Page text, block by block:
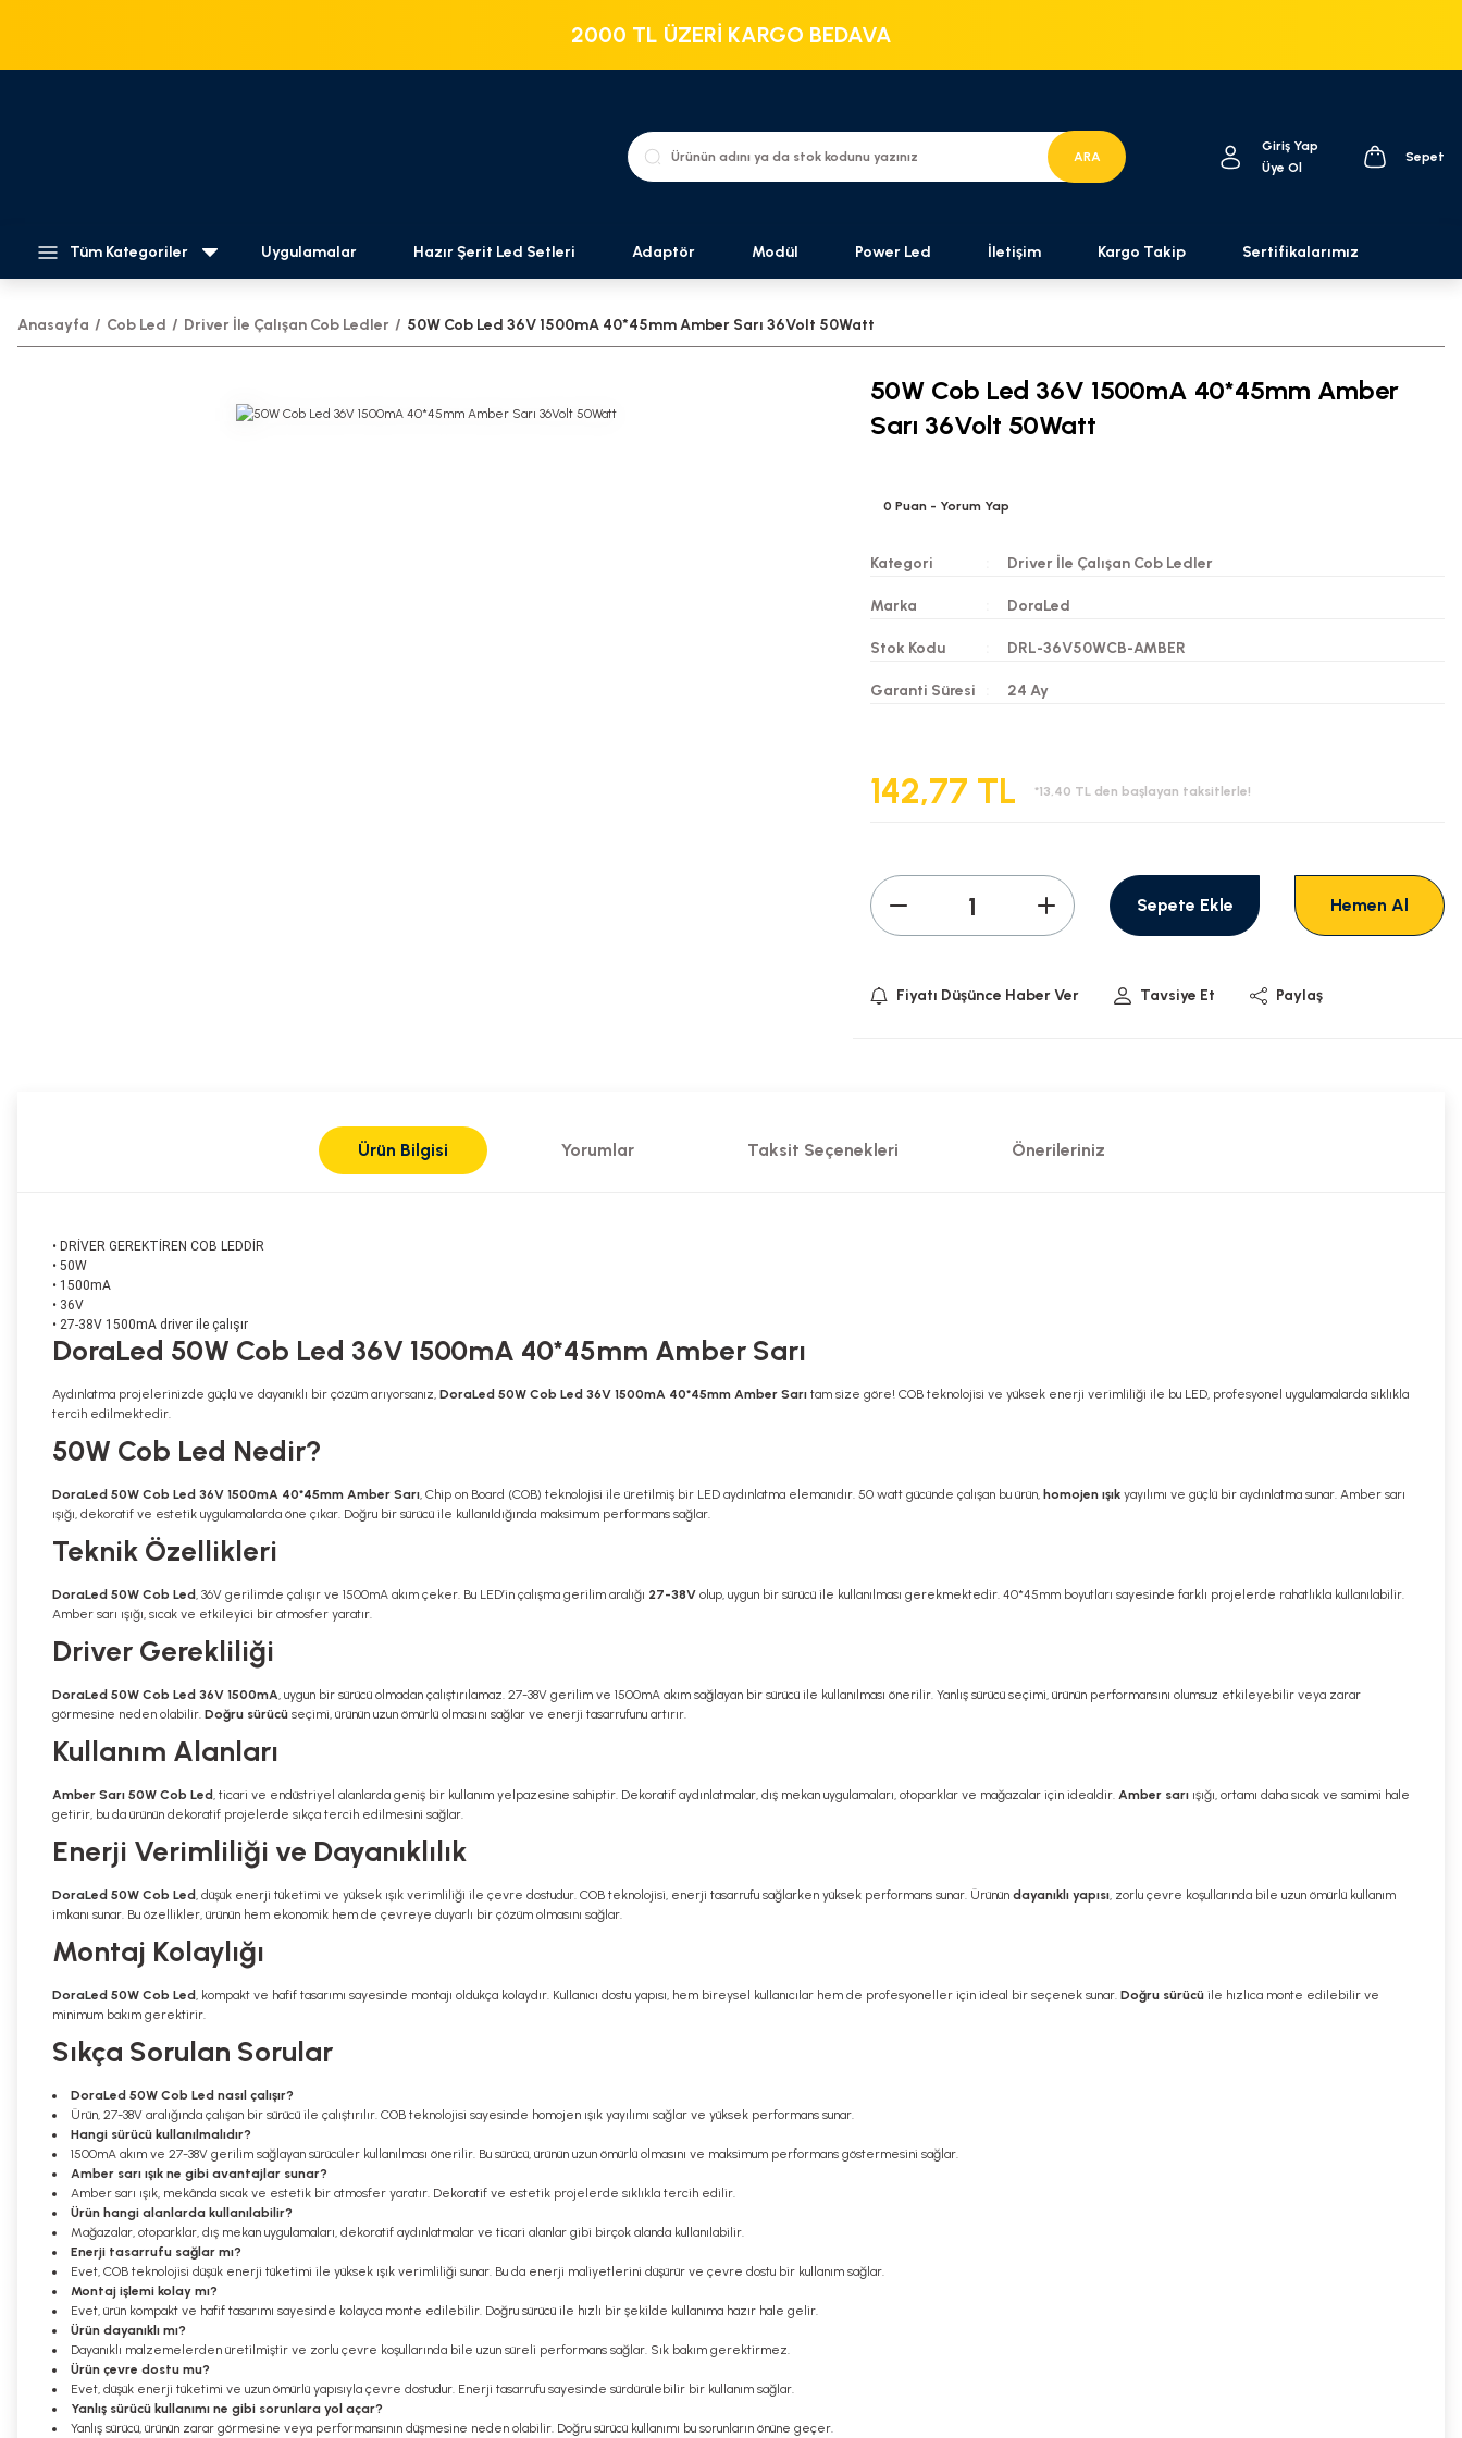
2000 TL ÜZERİ KARGO BEDAVA
ARA
Giriş Yap
Üye Ol
Sepet
Tüm Kategoriler Uygulamalar Hazır Şerit Led Setleri Adaptör Modül Power Led İletişim Kargo Takip Sertifikalarımız
Anasayfa Cob Led Driver İle Çalışan Cob Ledler 50W Cob Led 36V 1500mA 40*45mm Amber Sarı 36Volt 50Watt
50W Cob Led 36V 1500mA 40*45mm Amber
Sarı 36Volt 50Watt
0 Puan - Yorum Yap
Kategori Driver İle Çalışan Cob Ledler
Marka DoraLed
Stok Kodu DRL-36V50WCB-AMBER
Garanti Süresi 24 Ay
142,77 TL *13,40 TL den başlayan taksitlerle!
Sepete Ekle Hemen Al
Fiyatı Düşünce Haber Ver Tavsiye Et Paylaş
Ürün Bilgisi Yorumlar Taksit Seçenekleri Önerileriniz
• DRİVER GEREKTİREN COB LEDDİR
• 50W
• 1500mA
• 36V
• 27-38V 1500mA driver ile çalışır
DoraLed 50W Cob Led 36V 1500mA 40*45mm Amber Sarı
Aydınlatma projelerinizde güçlü ve dayanıklı bir çözüm arıyorsanız, DoraLed 50W Cob Led 36V 1500mA 40*45mm Amber Sarı tam size göre! COB teknolojisi ve yüksek enerji verimliliği ile bu LED, profesyonel uygulamalarda sıklıkla
tercih edilmektedir.
50W Cob Led Nedir?
DoraLed 50W Cob Led 36V 1500mA 40*45mm Amber Sarı, Chip on Board (COB) teknolojisi ile üretilmiş bir LED aydınlatma elemanıdır. 50 watt gücünde çalışan bu ürün, homojen ışık yayılımı ve güçlü bir aydınlatma sunar. Amber sarı
ışığı, dekoratif ve estetik uygulamalarda öne çıkar. Doğru bir sürücü ile kullanıldığında maksimum performans sağlar.
Teknik Özellikleri
DoraLed 50W Cob Led, 36V gerilimde çalışır ve 1500mA akım çeker. Bu LED’in çalışma gerilim aralığı 27-38V olup, uygun bir sürücü ile kullanılması gerekmektedir. 40*45mm boyutları sayesinde farklı projelerde rahatlıkla kullanılabilir.
Amber sarı ışığı, sıcak ve etkileyici bir atmosfer yaratır.
Driver Gerekliliği
DoraLed 50W Cob Led 36V 1500mA, uygun bir sürücü olmadan çalıştırılamaz. 27-38V gerilim ve 1500mA akım sağlayan bir sürücü ile kullanılması önerilir. Yanlış sürücü seçimi, ürünün performansını olumsuz etkileyebilir veya zarar
görmesine neden olabilir. Doğru sürücü seçimi, ürünün uzun ömürlü olmasını sağlar ve enerji tasarrufunu artırır.
Kullanım Alanları
Amber Sarı 50W Cob Led, ticari ve endüstriyel alanlarda geniş bir kullanım yelpazesine sahiptir. Dekoratif aydınlatmalar, dış mekan uygulamaları, otoparklar ve mağazalar için idealdir. Amber sarı ışığı, ortamı daha sıcak ve samimi hale
getirir, bu da ürünün dekoratif projelerde sıkça tercih edilmesini sağlar.
Enerji Verimliliği ve Dayanıklılık
DoraLed 50W Cob Led, düşük enerji tüketimi ve yüksek ışık verimliliği ile çevre dostudur. COB teknolojisi, enerji tasarrufu sağlarken yüksek performans sunar. Ürünün dayanıklı yapısı, zorlu çevre koşullarında bile uzun ömürlü kullanım
imkanı sunar. Bu özellikler, ürünün hem ekonomik hem de çevreye duyarlı bir çözüm olmasını sağlar.
Montaj Kolaylığı
DoraLed 50W Cob Led, kompakt ve hafif tasarımı sayesinde montajı oldukça kolaydır. Kullanıcı dostu yapısı, hem bireysel kullanıcılar hem de profesyoneller için ideal bir seçenek sunar. Doğru sürücü ile hızlıca monte edilebilir ve
minimum bakım gerektirir.
Sıkça Sorulan Sorular
DoraLed 50W Cob Led nasıl çalışır?
Ürün, 27-38V aralığında çalışan bir sürücü ile çalıştırılır. COB teknolojisi sayesinde homojen ışık yayılımı sağlar ve yüksek performans sunar.
Hangi sürücü kullanılmalıdır?
1500mA akım ve 27-38V gerilim sağlayan sürücüler kullanılması önerilir. Bu sürücü, ürünün uzun ömürlü olmasını ve maksimum performans göstermesini sağlar.
Amber sarı ışık ne gibi avantajlar sunar?
Amber sarı ışık, mekânda sıcak ve estetik bir atmosfer yaratır. Dekoratif ve estetik projelerde sıklıkla tercih edilir.
Ürün hangi alanlarda kullanılabilir?
Mağazalar, otoparklar, dış mekan uygulamaları, dekoratif aydınlatmalar ve ticari alanlar gibi birçok alanda kullanılabilir.
Enerji tasarrufu sağlar mı?
Evet, COB teknolojisi düşük enerji tüketimi ile yüksek ışık verimliliği sunar. Bu da enerji maliyetlerini düşürür ve çevre dostu bir kullanım sağlar.
Montaj işlemi kolay mı?
Evet, ürün kompakt ve hafif tasarımı sayesinde kolayca monte edilebilir. Doğru sürücü ile hızlı bir şekilde kullanıma hazır hale gelir.
Ürün dayanıklı mı?
Dayanıklı malzemelerden üretilmiştir ve zorlu çevre koşullarında bile uzun süreli performans sağlar. Sık bakım gerektirmez.
Ürün çevre dostu mu?
Evet, düşük enerji tüketimi ve uzun ömürlü yapısıyla çevre dostudur. Enerji tasarrufu sayesinde sürdürülebilir bir kullanım sağlar.
Yanlış sürücü kullanımı ne gibi sorunlara yol açar?
Yanlış sürücü, ürünün zarar görmesine veya performansının düşmesine neden olabilir. Doğru sürücü kullanımı bu sorunların önüne geçer.